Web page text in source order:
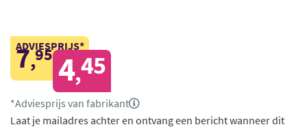
ADVIESPRIJS*
7,95 4,45
*Adviesprijs van fabrikant
Laat je mailadres achter en ontvang een bericht wanneer dit